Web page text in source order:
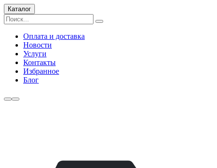
Каталог
Оплата и доставка
Новости
Услуги
Контакты
Избранное
Блог